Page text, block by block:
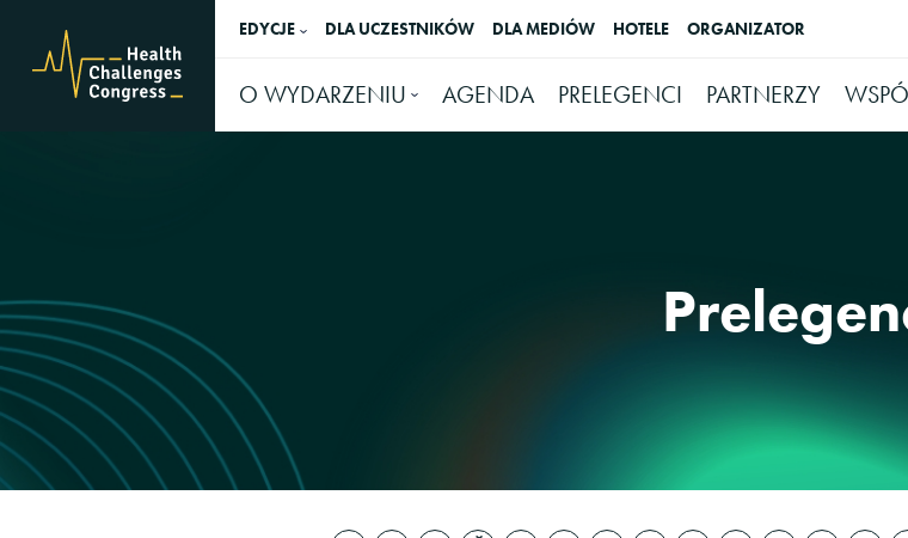
EDYCJE DLA UCZESTNIKÓW DLA MEDIÓW HOTELE ORGANIZATOR
O WYDARZENIU AGENDA PRELEGENCI PARTNERZY